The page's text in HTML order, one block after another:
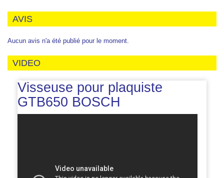
AVIS
Aucun avis n'a été publié pour le moment.
VIDEO
Visseuse pour plaquiste
GTB650 BOSCH